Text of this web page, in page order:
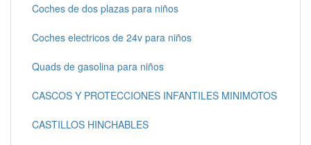
Coches de dos plazas para niños
Coches electricos de 24v para niños
Quads de gasolina para niños
CASCOS Y PROTECCIONES INFANTILES MINIMOTOS
CASTILLOS HINCHABLES